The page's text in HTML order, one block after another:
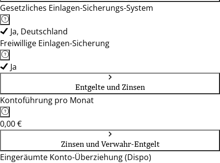
Gesetzliches Einlagen-Sicherungs-System
Ja, Deutschland
Freiwillige Einlagen-Sicherung
Ja
Entgelte und Zinsen
Kontoführung pro Monat
0,00 €
Zinsen und Verwahr-Entgelt
Eingeräumte Konto-Überziehung (Dispo)